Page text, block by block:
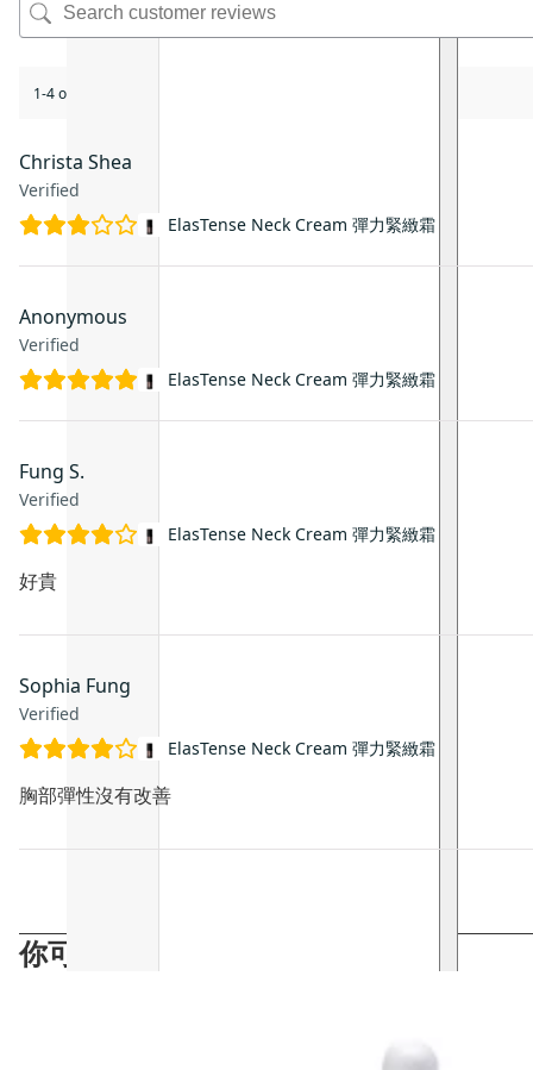
1-4 of 4 reviews
Christa Shea
Verified
ElasTense Neck Cream 彈力緊緻霜
Anonymous
Verified
ElasTense Neck Cream 彈力緊緻霜
Fung S.
Verified
ElasTense Neck Cream 彈力緊緻霜
好貴
Sophia Fung
Verified
ElasTense Neck Cream 彈力緊緻霜
胸部彈性沒有改善
你可能會喜歡